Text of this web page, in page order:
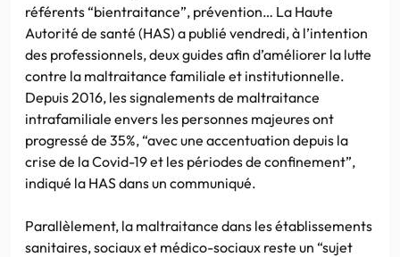
référents “bientraitance”, prévention… La Haute
Autorité de santé (HAS) a publié vendredi, à l’intention
des professionnels, deux guides afin d’améliorer la lutte
contre la maltraitance familiale et institutionnelle.
Depuis 2016, les signalements de maltraitance
intrafamiliale envers les personnes majeures ont
progressé de 35%, “avec une accentuation depuis la
crise de la Covid-19 et les périodes de confinement”,
indiqué la HAS dans un communiqué.
Parallèlement, la maltraitance dans les établissements
sanitaires, sociaux et médico-sociaux reste un “sujet